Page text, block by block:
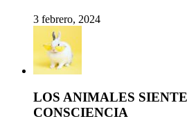
3 febrero, 2024
LOS ANIMALES
CONSCIENCIA